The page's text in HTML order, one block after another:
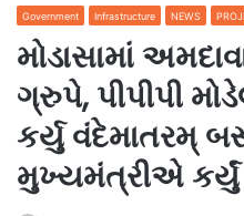
Government Infrastructure NEWS
મોડાસામાં
ગ્રુપે, પીપીપી
કર્યુ વંદેમાતરમ્
મુખ્યમંત્રીએ કર્યું